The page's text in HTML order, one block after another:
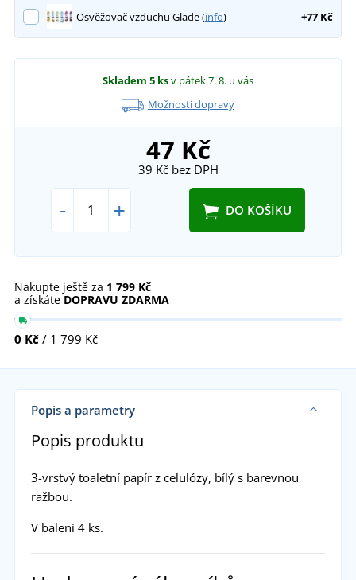
Osvěžovač vzduchu Glade (info) +77 Kč
Skladem 5 ksv pátek 7. 8. u vás
Možnosti dopravy
47 Kč
39 Kčbez DPH
- + DO KOŠÍKU
Nakupte ještě za 1 799 Kč
a získáte DOPRAVU ZDARMA
0 Kč / 1 799 Kč
Popis a parametry
Popis produktu
3-vrstvý toaletní papír z celulózy, bílý s barevnou
ražbou.
V balení 4 ks.